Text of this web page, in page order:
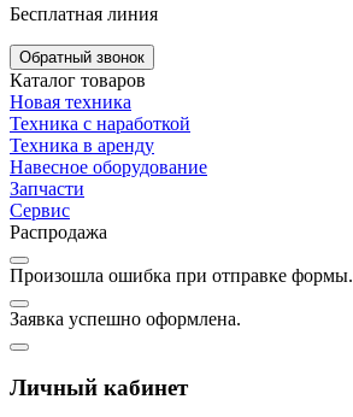
Бесплатная линия
Обратный звонок
Каталог товаров
Новая техника
Техника с наработкой
Техника в аренду
Навесное оборудование
Запчасти
Сервис
Распродажа
Произошла ошибка при отправке формы.
Заявка успешно оформлена.
Личный кабинет